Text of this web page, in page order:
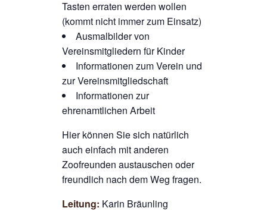
Tasten erraten werden wollen
(kommt nicht immer zum Einsatz)
Ausmalbilder von
Vereinsmitgliedern für Kinder
Informationen zum Verein und
zur Vereinsmitgliedschaft
Informationen zur
ehrenamtlichen Arbeit
Hier können Sie sich natürlich
auch einfach mit anderen
Zoofreunden austauschen oder
freundlich nach dem Weg fragen.
Leitung: Karin Bräunling